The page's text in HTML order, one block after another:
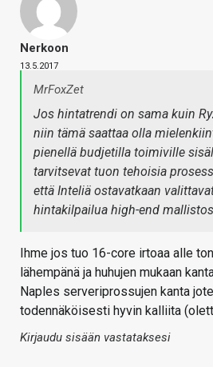
Nerkoon
13.5.2017
MrFoxZet
Jos hintatrendi on sama kuin
niin tämä saattaa olla
pienellä budjetilla toimiville
tarvitsevat tuon tehoisia
että Inteliä ostavatkaan
hintakilpailua high-end
Ihme jos tuo 16-core irtoaa alle
lähempänä ja huhujen mukaan
Naples serveriprossujen kanta
todennäköisesti hyvin kalliita
Kirjaudu sisään vastataksesi